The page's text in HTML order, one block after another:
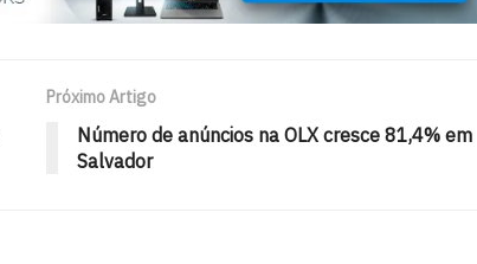
Próximo Artigo
Número de anúncios na OLX cresce 81,4% em
Salvador